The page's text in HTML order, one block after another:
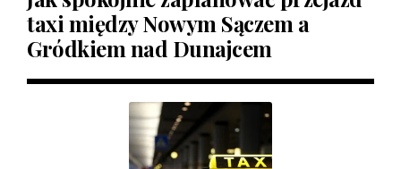
taxi między Nowym Sączem a
Gródkiem nad Dunajcem